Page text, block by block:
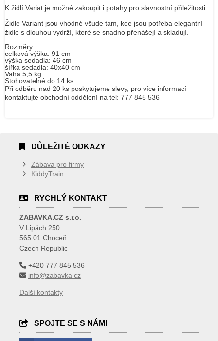
K židlí Variat je možné zakoupit i potahy pro slavnostní příležitosti.
Židle Variant jsou vhodné všude tam, kde jsou potřeba elegantní
židle s dlouhou vydrží, které se snadno přenášejí a skladují.
Rozměry:
celková výška: 91 cm
výška sedadla: 46 cm
šířka sedadla: 40x40 cm
Vaha 5,5 kg
Stohovatelné do 14 ks.
Při odběru nad 20 ks poskytujeme slevy, pro více informací
kontaktujte obchodní oddělení na tel: 777 845 536
DŮLEŽITÉ ODKAZY
Zábava pro firmy
KiddyTrain
RYCHLÝ KONTAKT
ZABAVKA.CZ s.r.o.
V Lipách 250
565 01 Choceň
Czech Republic
+420 777 845 536
info@zabavka.cz
Další kontakty
SPOJTE SE S NÁMI